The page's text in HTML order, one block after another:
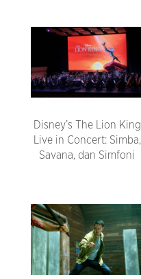
Disney’s The Lion King
Live in Concert: Simba,
Savana, dan Simfoni